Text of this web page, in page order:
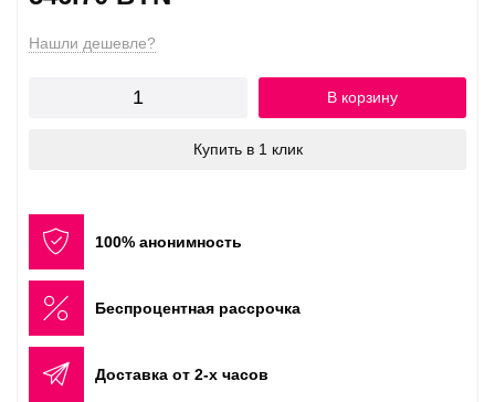
Нашли дешевле?
В корзину
Купить в 1 клик
100% анонимность
Беспроцентная рассрочка
Доставка от 2-х часов